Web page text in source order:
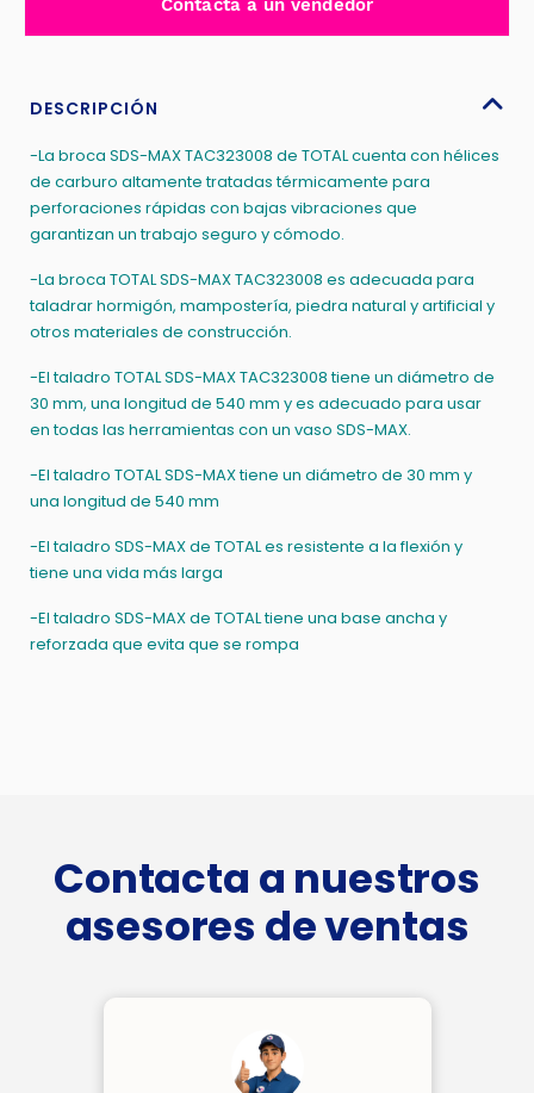
TAC323008
Contacta a un vendedor
DESCRIPCIÓN
-La broca SDS-MAX TAC323008 de TOTAL cuenta con hélices
de carburo altamente tratadas térmicamente para
perforaciones rápidas con bajas vibraciones que
garantizan un trabajo seguro y cómodo.
-La broca TOTAL SDS-MAX TAC323008 es adecuada para
taladrar hormigón, mampostería, piedra natural y artificial y
otros materiales de construcción.
-El taladro TOTAL SDS-MAX TAC323008 tiene un diámetro de
30 mm, una longitud de 540 mm y es adecuado para usar
en todas las herramientas con un vaso SDS-MAX.
-El taladro TOTAL SDS-MAX tiene un diámetro de 30 mm y
una longitud de 540 mm
-El taladro SDS-MAX de TOTAL es resistente a la flexión y
tiene una vida más larga
-El taladro SDS-MAX de TOTAL tiene una base ancha y
reforzada que evita que se rompa
Contacta a nuestros
asesores de ventas